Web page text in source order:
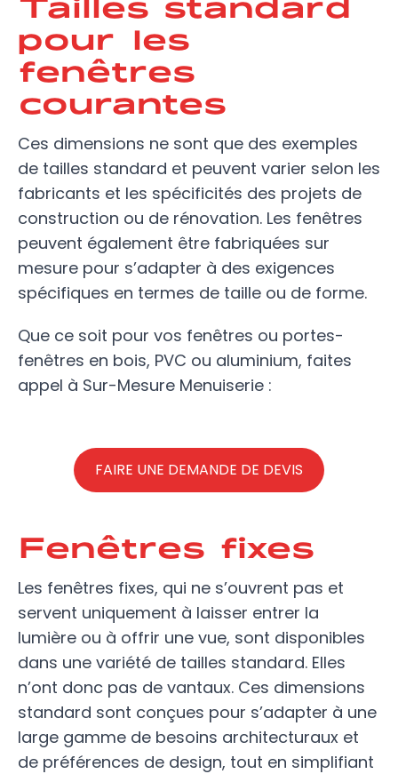
pour les
fenêtres
courantes
Ces dimensions ne sont que des exemples
de tailles standard et peuvent varier selon les
fabricants et les spécificités des projets de
construction ou de rénovation. Les fenêtres
peuvent également être fabriquées sur
mesure pour s’adapter à des exigences
spécifiques en termes de taille ou de forme.
Que ce soit pour vos fenêtres ou portes-
fenêtres en bois, PVC ou aluminium, faites
appel à Sur-Mesure Menuiserie :
FAIRE UNE DEMANDE DE DEVIS
Fenêtres fixes
Les fenêtres fixes, qui ne s’ouvrent pas et
servent uniquement à laisser entrer la
lumière ou à offrir une vue, sont disponibles
dans une variété de tailles standard. Elles
n’ont donc pas de vantaux. Ces dimensions
standard sont conçues pour s’adapter à une
large gamme de besoins architecturaux et
de préférences de design, tout en simplifiant